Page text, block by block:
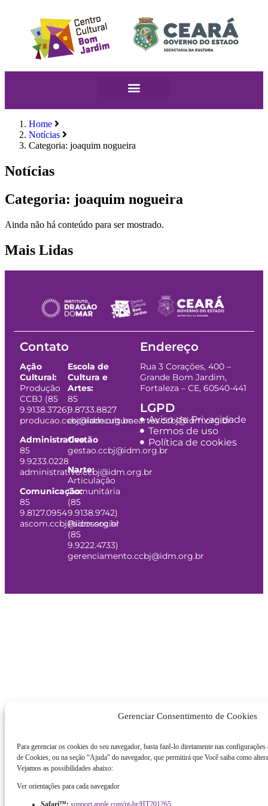
Gerenciar Consentimento de Cookies
Para gerenciar os cookies do seu navegador, basta fazê-lo diretamente nas configurações
de Cookies, ou na seção “Ajuda” do navegador, que permitirá que Você saiba como
Vejamos as possibilidades abaixo:
Ver orientações para cada navegador
Safari™: support.apple.com/pt-br/HT201265
Home
Notícias
Categoria: joaquim nogueira
Notícias
Categoria: joaquim nogueira
Ainda não há conteúdo para ser mostrado.
Mais Lidas
Contato
Ação
Cultural:
Produção
CCBJ (85
9.9138.3726)
producao.ccbj@idm.org.br
Administrativo:
85
9.9233.0228
administrativo.ccbj@idm.org.br
Comunicação:
85
9.8127.0954
ascom.ccbj@idm.org.br
Escola de
Cultura e
Artes:
85
9.8733.8827
escoladeculturaeartes.ccbj@idm.org.br
Gestão
gestao.ccbj@idm.org.br
Narte:
Articulação
Comunitária
(85
9.9138.9742)
Psicossocial
(85
9.9222.4733)
gerenciamento.ccbj@idm.org.br
Endereço
Rua 3 Corações, 400 –
Grande Bom Jardim,
Fortaleza – CE, 60540-441
LGPD
Aviso de Privacidade
Termos de uso
Política de cookies